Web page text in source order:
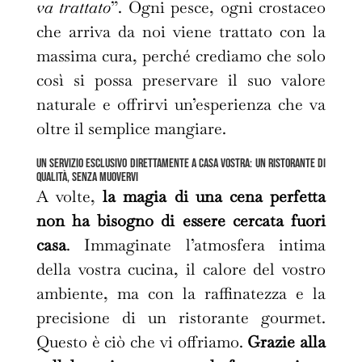
va trattato”. Ogni pesce, ogni crostaceo
che arriva da noi viene trattato con la
massima cura, perché crediamo che solo
così si possa preservare il suo valore
naturale e offrirvi un’esperienza che va
oltre il semplice mangiare.
Un servizio esclusivo direttamente a casa Vostra: un ristorante di
qualità, senza muovervi
A volte,la magia di una cena perfetta
non ha bisogno di essere cercata fuori
casa. Immaginate l’atmosfera intima
della vostra cucina, il calore del vostro
ambiente, ma con la raffinatezza e la
precisione di un ristorante gourmet.
Questo è ciò che vi offriamo. Grazie alla